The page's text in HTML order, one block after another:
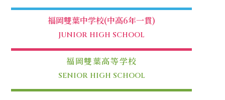
福岡雙葉中学校(中高6年一貫)
JUNIOR HIGH SCHOOL
福岡雙葉高等学校
SENIOR HIGH SCHOOL